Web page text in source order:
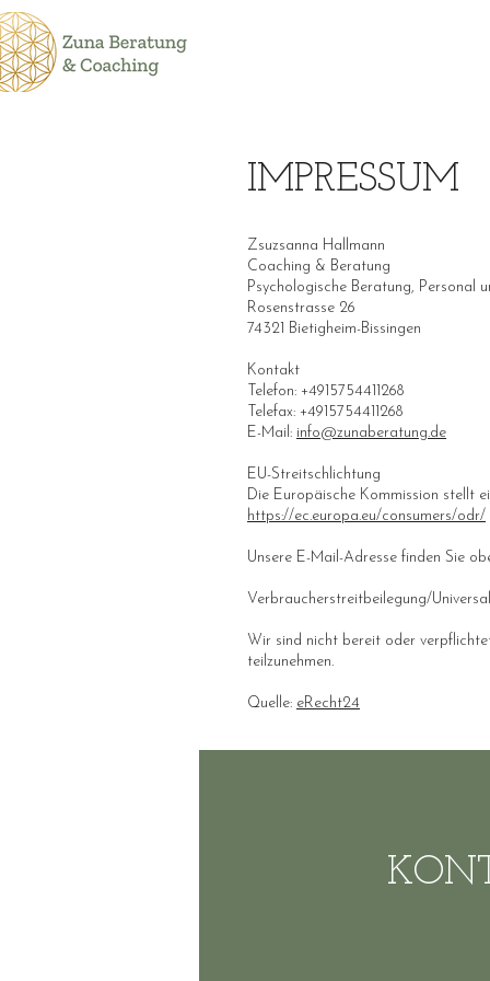
IMPRESSUM
Zsuzsanna Hallmann
Coaching & Beratung
Psychologische Beratung, Personal
Rosenstrasse 26
74321 Bietigheim-Bissingen
Kontakt
Telefon: +4915754411268
Telefax: +4915754411268
E-Mail: info@zunaberatung.de
EU-Streitschlichtung
Die Europäische Kommission stellt
https://ec.europa.eu/consumers/odr/
Unsere E-Mail-Adresse finden Sie
Verbraucherstreitbeilegung/
Wir sind nicht bereit oder
teilzunehmen.
Quelle: eRecht24